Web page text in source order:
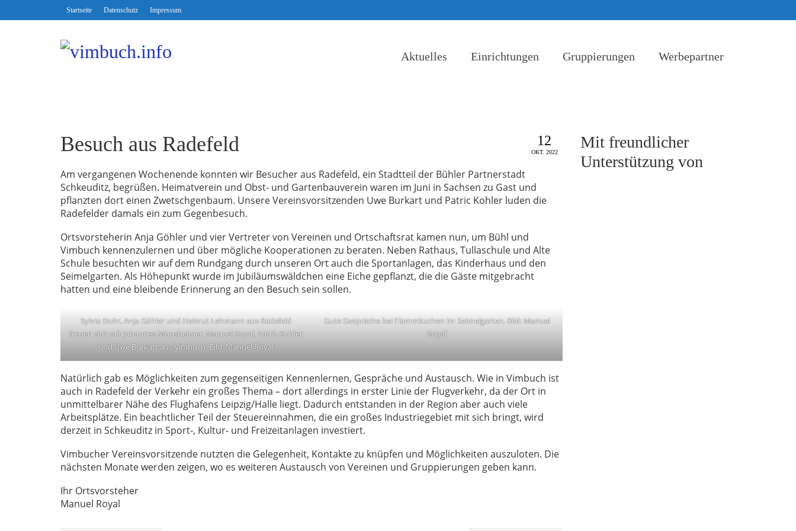
Startseite Datenschutz Impressum
Aktuelles Einrichtungen Gruppierungen Werbepartner
12
OKT. 2022
Besuch aus Radefeld
Am vergangenen Wochenende konnten wir Besucher aus Radefeld, ein Stadtteil der Bühler Partnerstadt
Schkeuditz, begrüßen. Heimatverein und Obst- und Gartenbauverein waren im Juni in Sachsen zu Gast und
pflanzten dort einen Zwetschgenbaum. Unsere Vereinsvorsitzenden Uwe Burkart und Patric Kohler luden die
Radefelder damals ein zum Gegenbesuch.
Ortsvorsteherin Anja Göhler und vier Vertreter von Vereinen und Ortschaftsrat kamen nun, um Bühl und
Vimbuch kennenzulernen und über mögliche Kooperationen zu beraten. Neben Rathaus, Tullaschule und Alte
Schule besuchten wir auf dem Rundgang durch unseren Ort auch die Sportanlagen, das Kinderhaus und den
Seimelgarten. Als Höhepunkt wurde im Jubiläumswäldchen eine Eiche gepflanzt, die die Gäste mitgebracht
hatten und eine bleibende Erinnerung an den Besuch sein sollen.
Sylvia Dohr, Anja Göhler und Helmut Lehmann aus Radefeld
freuen sich mit Johannes Moosheimer, Manuel Royal, Patric Kohler
und Uwe Burkart aus Vimbuch. Bild: Manuel Royal
Gute Gespräche bei Flammkuchen im Seimelgarten. Bild: Manuel
Royal
Natürlich gab es Möglichkeiten zum gegenseitigen Kennenlernen, Gespräche und Austausch. Wie in Vimbuch ist
auch in Radefeld der Verkehr ein großes Thema – dort allerdings in erster Linie der Flugverkehr, da der Ort in
unmittelbarer Nähe des Flughafens Leipzig/Halle liegt. Dadurch entstanden in der Region aber auch viele
Arbeitsplätze. Ein beachtlicher Teil der Steuereinnahmen, die ein großes Industriegebiet mit sich bringt, wird
derzeit in Schkeuditz in Sport-, Kultur- und Freizeitanlagen investiert.
Vimbucher Vereinsvorsitzende nutzten die Gelegenheit, Kontakte zu knüpfen und Möglichkeiten auszuloten. Die
nächsten Monate werden zeigen, wo es weiteren Austausch von Vereinen und Gruppierungen geben kann.
Ihr Ortsvorsteher
Manuel Royal
Mit freundlicher
Unterstützung von